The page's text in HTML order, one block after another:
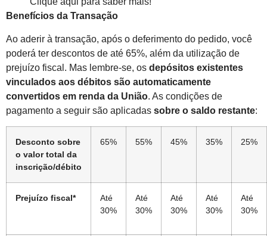
Benefícios da Transação
Ao aderir à transação, após o deferimento do pedido, você
poderá ter descontos de até 65%, além da utilização de
prejuízo fiscal. Mas lembre-se, os depósitos existentes
vinculados aos débitos são automaticamente
convertidos em renda da União. As condições de
pagamento a seguir são aplicadas sobre o saldo restante:
Desconto sobre
o valor total da
inscrição/débito
65% 55% 45% 35% 25%
Prejuízo fiscal*
Até
30%
Até
30%
Até
30%
Até
30%
Até
30%